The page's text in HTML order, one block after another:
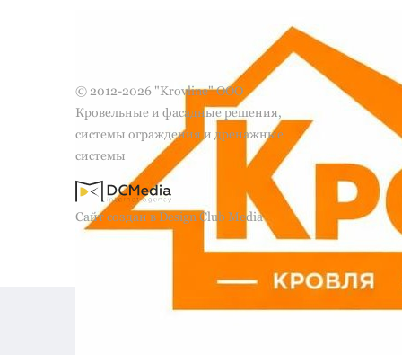
© 2012-2026 "Krovline" ООО
Кровельные и фасадные решения,
системы ограждения и дренажные
системы
Сайт создан в Design Club Media